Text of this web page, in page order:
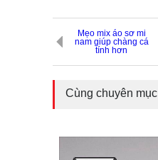
Mẹo mix áo sơ mi
nam giúp chàng cá
tính hơn
Cùng chuyên mục